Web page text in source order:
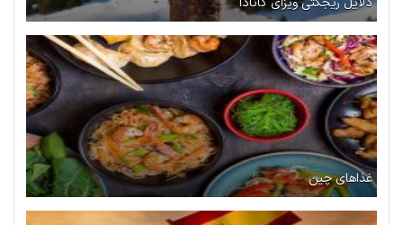
غذاهای چین